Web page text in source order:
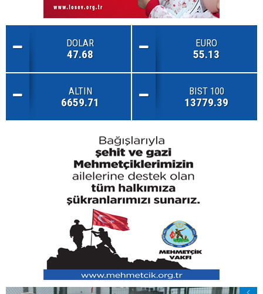
DOLAR
47.68
EURO
55.13
ALTIN
6659.71
BIST 100
13779.39